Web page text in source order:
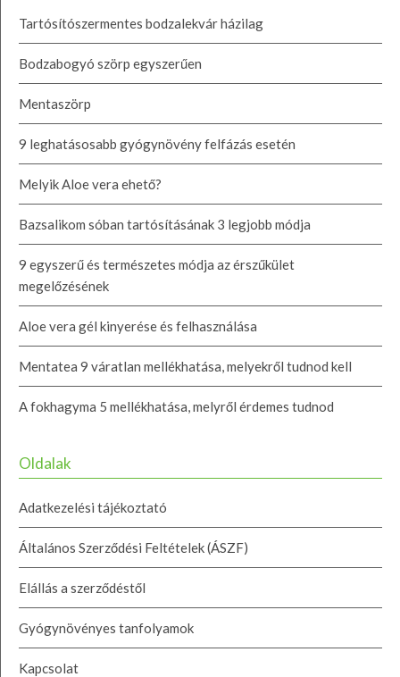
Tartósítószermentes bodzalekvár házilag
Bodzabogyó szörp egyszerűen
Mentaszörp
9 leghatásosabb gyógynövény felfázás esetén
Melyik Aloe vera ehető?
Bazsalikom sóban tartósításának 3 legjobb módja
9 egyszerű és természetes módja az érszűkület
megelőzésének
Aloe vera gél kinyerése és felhasználása
Mentatea 9 váratlan mellékhatása, melyekről tudnod kell
A fokhagyma 5 mellékhatása, melyről érdemes tudnod
Oldalak
Adatkezelési tájékoztató
Általános Szerződési Feltételek (ÁSZF)
Elállás a szerződéstől
Gyógynövényes tanfolyamok
Kapcsolat